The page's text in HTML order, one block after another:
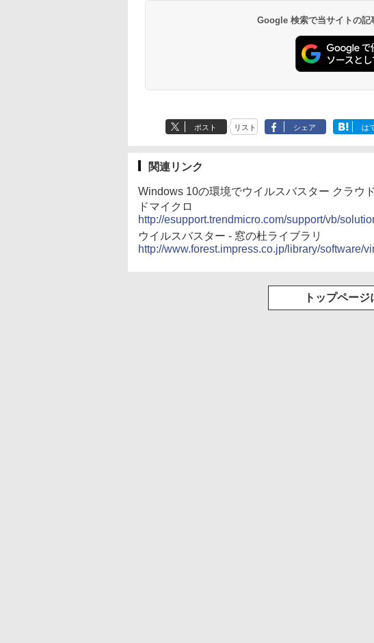
Google 検索で当サイトの記
ポスト リスト シェア は
関連リンク
Windows 10の環境でウイルスバスター クラウ
ドマイクロ
http://esupport.trendmicro.com/support/vb/
ウイルスバスター - 窓の杜ライブラリ
http://www.forest.impress.co.jp/library/software/
トップページ